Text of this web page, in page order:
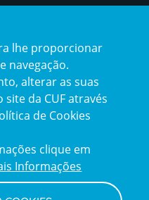
lhe proporcionar
navegação.
alterar as suas
da CUF através
de Cookies
clique em
Informações